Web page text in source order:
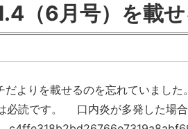
（6月号）を載せ
よりを載せるのを忘れていまし
必読です。 口内炎が多発した場